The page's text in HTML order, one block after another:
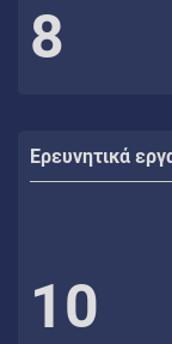
8
Ερευνητικά
10